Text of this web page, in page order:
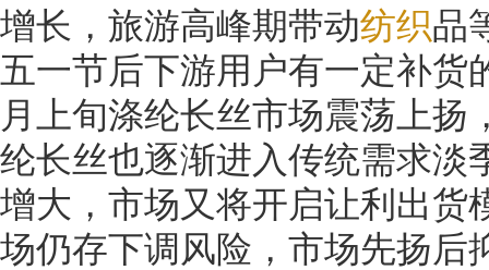
增长，旅游高峰期带动纺织品
五一节后下游用户有一定补货
月上旬涤纶长丝市场震荡上扬
纶长丝也逐渐进入传统需求淡
增大，市场又将开启让利出货
场仍存下调风险，市场先扬后